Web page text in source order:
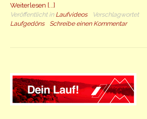
Weiterlesen [...]
Veröffentlicht in Laufvideos
Verschlagwortet
Laufgedöns
Schreibe einen Kommentar